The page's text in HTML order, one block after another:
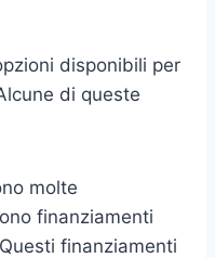
disponibili per
di queste
molte
finanziamenti
finanziamenti